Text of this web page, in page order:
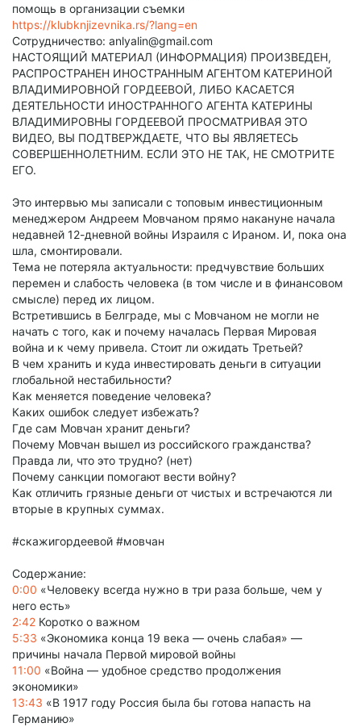
помощь в организации съемки
https://klubknjizevnika.rs/?lang=en
Сотрудничество: anlyalin@gmail.com
НАСТОЯЩИЙ МАТЕРИАЛ (ИНФОРМАЦИЯ) ПРОИЗВЕДЕН,
РАСПРОСТРАНЕН ИНОСТРАННЫМ АГЕНТОМ КАТЕРИНОЙ
ВЛАДИМИРОВНОЙ ГОРДЕЕВОЙ, ЛИБО КАСАЕТСЯ
ДЕЯТЕЛЬНОСТИ ИНОСТРАННОГО АГЕНТА КАТЕРИНЫ
ВЛАДИМИРОВНЫ ГОРДЕЕВОЙ ПРОСМАТРИВАЯ ЭТО
ВИДЕО, ВЫ ПОДТВЕРЖДАЕТЕ, ЧТО ВЫ ЯВЛЯЕТЕСЬ
СОВЕРШЕННОЛЕТНИМ. ЕСЛИ ЭТО НЕ ТАК, НЕ СМОТРИТЕ
ЕГО.
Это интервью мы записали с топовым инвестиционным
менеджером Андреем Мовчаном прямо накануне начала
недавней 12-дневной войны Израиля с Ираном. И, пока она
шла, смонтировали.
Тема не потеряла актуальности: предчувствие больших
перемен и слабость человека (в том числе и в финансовом
смысле) перед их лицом.
Встретившись в Белграде, мы с Мовчаном не могли не
начать с того, как и почему началась Первая Мировая
война и к чему привела. Стоит ли ожидать Третьей?
В чем хранить и куда инвестировать деньги в ситуации
глобальной нестабильности?
Как меняется поведение человека?
Каких ошибок следует избежать?
Где сам Мовчан хранит деньги?
Почему Мовчан вышел из российского гражданства?
Правда ли, что это трудно? (нет)
Почему санкции помогают вести войну?
Как отличить грязные деньги от чистых и встречаются ли
вторые в крупных суммах.
#скажигордеевой #мовчан
Содержание:
0:00 «Человеку всегда нужно в три раза больше, чем у
него есть»
2:42 Коротко о важном
5:33 «Экономика конца 19 века — очень слабая» —
причины начала Первой мировой войны
11:00 «Война — удобное средство продолжения
экономики»
13:43 «В 1917 году Россия была бы готова напасть на
Германию»